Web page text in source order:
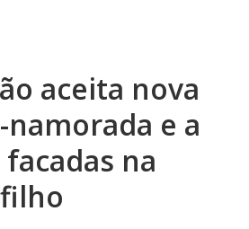
aceita nova
e a
na